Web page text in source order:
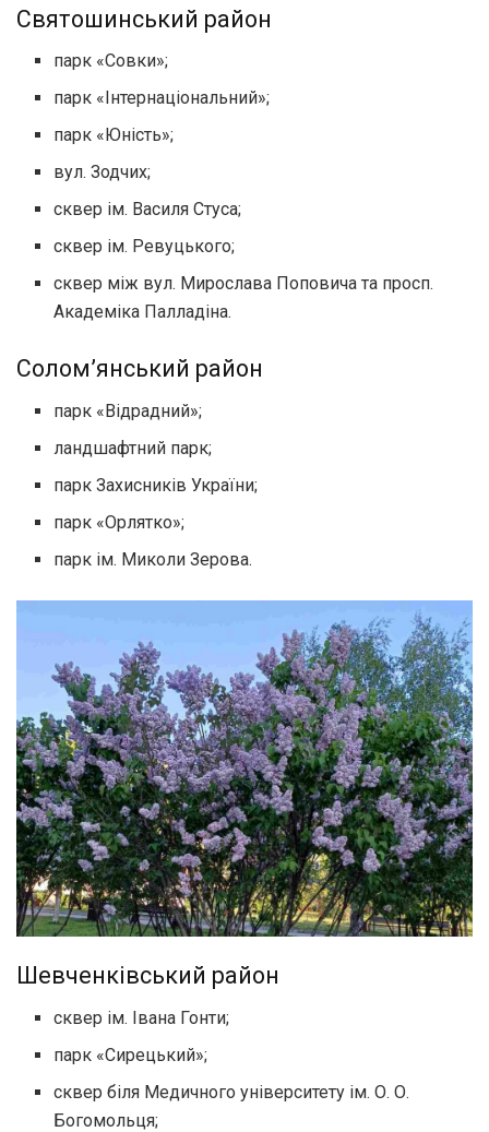
Святошинський район
парк «Совки»;
парк «Інтернаціональний»;
парк «Юність»;
вул. Зодчих;
сквер ім. Василя Стуса;
сквер ім. Ревуцького;
сквер між вул. Мирослава Поповича та просп.
Академіка Палладіна.
Солом’янський район
парк «Відрадний»;
ландшафтний парк;
парк Захисників України;
парк «Орлятко»;
парк ім. Миколи Зерова.
Шевченківський район
сквер ім. Івана Гонти;
парк «Сирецький»;
сквер біля Медичного університету ім. О. О.
Богомольця;